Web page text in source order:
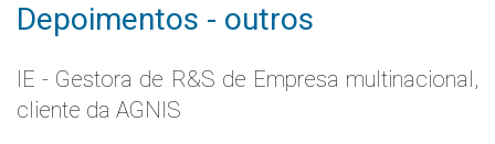
Depoimentos - outros
IE - Gestora de R&S de Empresa multinacional,
cliente da AGNIS